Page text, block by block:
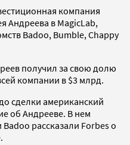
компания
Андреева в MagicLab,
Badoo, Bumble, Chappy
получил за свою долю
компании в $3 млрд.
сделки американский
об Андрееве. В нем
рассказали Forbes о